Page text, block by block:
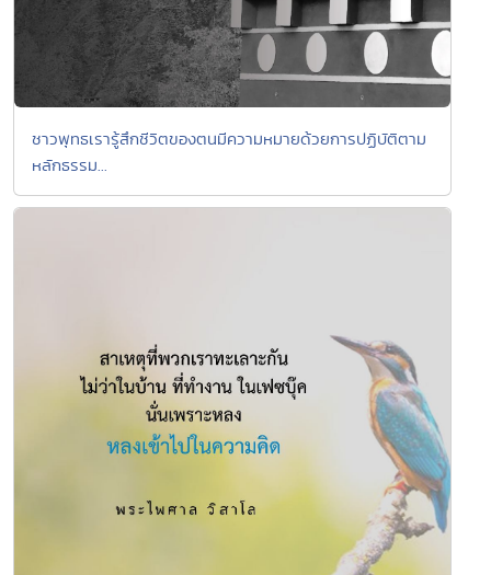
ชาวพุทธเรารู้สึกชีวิตของตนมีความหมายด้วยการปฏิบัติตาม
หลักธรรม...